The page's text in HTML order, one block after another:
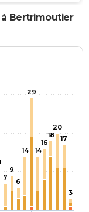
Bertrimoutier
7
9
6
14
29
14
16
18
20
17
3